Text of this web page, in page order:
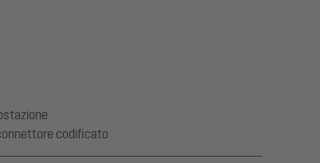
codificato